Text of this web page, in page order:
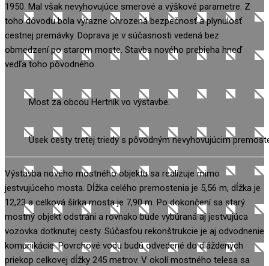
1950. Mal však nevyhovujúce smerové a výškové parametre. Z
toho dôvodu bola výrazne ohrozená bezpečnosť a plynulosť
cestnej premávky. Doprava je v súčasnosti vedená bez
obmedzení po starom moste. Stavba nového prebieha hneď
vedľa toho pôvodného.
Most za obcou Hertník vo výstavbe.
Úsek cesty tretej triedy s pôvodným nevyhovujúcim
Výstavba nového mostného objektu sa realizuje mimo
jestvujúceho mosta. Dĺžka celého premostenia je 5,56 m, dĺžka je
12,23 a celková šírka mosta je 7,90 m. Po dokončení sa starý
mostný objekt odstráni a rovnako bude vybúraná aj jestvujúca
vozovka dotknutej cesty. Súčasťou rekonštrukcie je aj odvodnenie
komunikácie. Povrchové vodu budú odvedené do dláždených
priekop celkovej dĺžky 245 metrov. V okolí mostného telesa sa